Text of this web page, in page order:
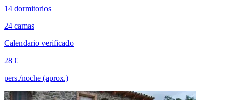
14 dormitorios
24 camas
Calendario verificado
28 €
pers./noche (aprox.)